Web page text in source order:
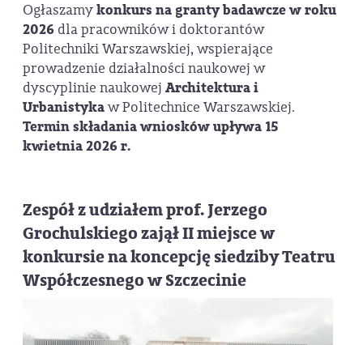
Ogłaszamykonkurs na granty badawcze w roku
2026 dla pracowników i doktorantów
Politechniki Warszawskiej, wspierające
prowadzenie działalności naukowej w
dyscyplinie naukowej Architektura i
Urbanistykaw Politechnice Warszawskiej.
Termin składania wniosków upływa 15
kwietnia 2026 r.
Zespół z udziałem prof. Jerzego
Grochulskiego zajął II miejsce w
konkursie na koncepcję siedziby Teatru
Współczesnego w Szczecinie